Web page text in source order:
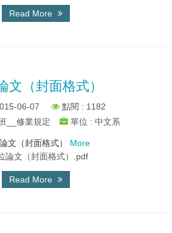
Read More
文（封面格式）
06-07
點閱 : 1182
__修業規定
單位 : 中文系
文（封面格式） More
論文（封面格式）.pdf
Read More